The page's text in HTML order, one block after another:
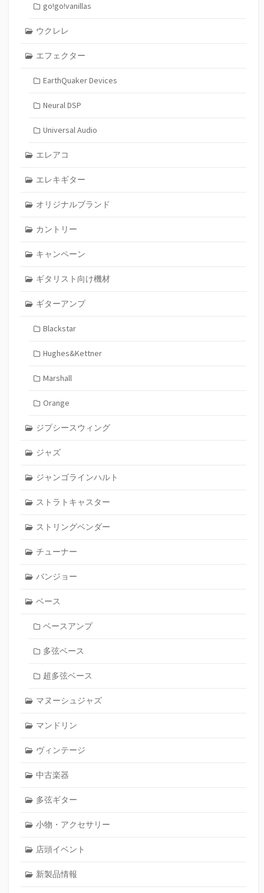
go!go!vanillas
ウクレレ
エフェクター
EarthQuaker Devices
Neural DSP
Universal Audio
エレアコ
エレキギター
オリジナルブランド
カントリー
キャンペーン
ギタリスト向け機材
ギターアンプ
Blackstar
Hughes&Kettner
Marshall
Orange
ジプシースウィング
ジャズ
ジャンゴラインハルト
ストラトキャスター
ストリングベンダー
チューナー
バンジョー
ベース
ベースアンプ
多弦ベース
超多弦ベース
マヌーシュジャズ
マンドリン
ヴィンテージ
中古楽器
多弦ギター
小物・アクセサリー
店頭イベント
新製品情報